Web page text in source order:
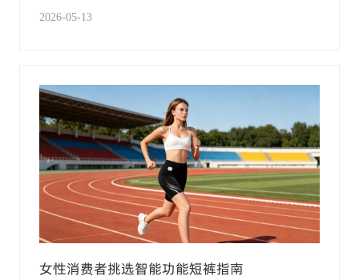
2026-05-13
女性消费者挑选智能功能短裤指南